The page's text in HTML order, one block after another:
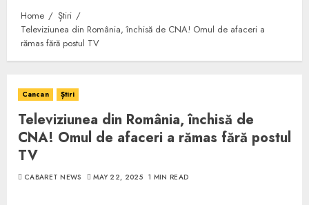
Home
Știri
Televiziunea din România, închisă de CNA! Omul de afaceri a
rămas fără postul TV
Cancan Știri
Televiziunea din România, închisă de
CNA! Omul de afaceri a rămas fără postul
TV
CABARET NEWS MAY 22, 2025 1 MIN READ